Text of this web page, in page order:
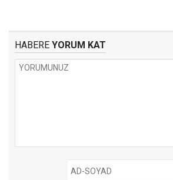
HABERE YORUM KAT